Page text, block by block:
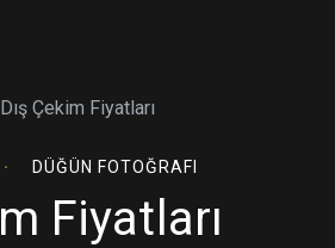
DÜĞÜN FOTOĞRAFI
Fiyatları